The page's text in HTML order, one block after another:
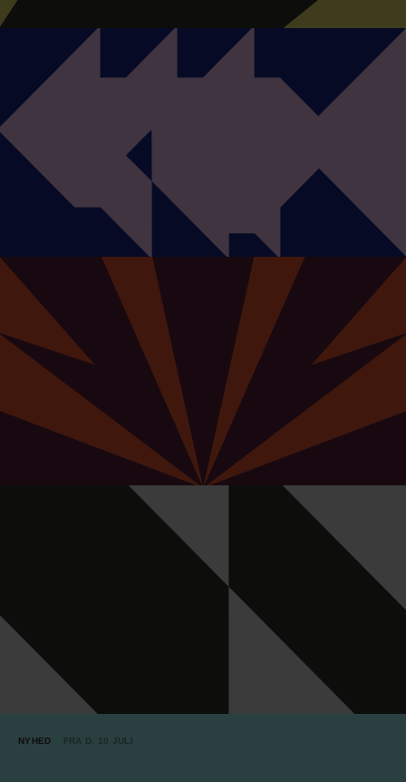
NYHED FRA D. 10 JULI